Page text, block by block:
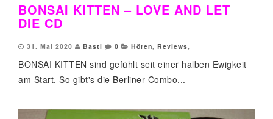
BONSAI KITTEN – LOVE AND LET
DIE CD
31. Mai 2020 Basti 0 Hören, Reviews,
BONSAI KITTEN sind gefühlt seit einer halben Ewigkeit
am Start. So gibt's die Berliner Combo...